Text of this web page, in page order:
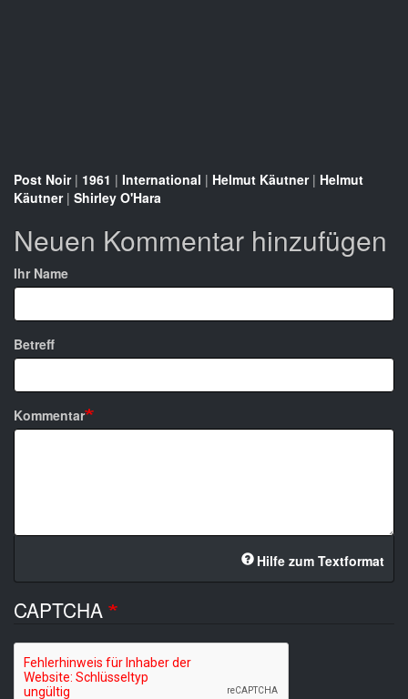
Post Noir| 1961 | International | Helmut Käutner| Helmut
Käutner| Shirley O'Hara
Neuen Kommentar hinzufügen
Ihr Name
Betreff
Kommentar
Hilfe zum Textformat
CAPTCHA